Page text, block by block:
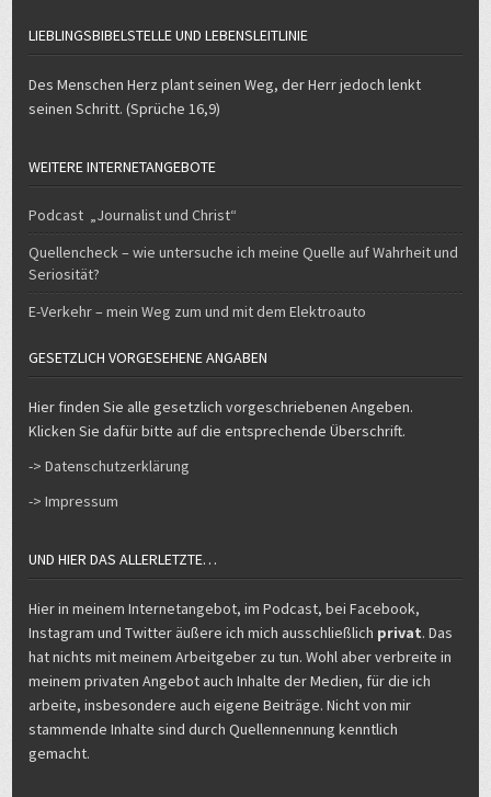
LIEBLINGSBIBELSTELLE UND LEBENSLEITLINIE
Des Menschen Herz plant seinen Weg, der Herr jedoch lenkt
seinen Schritt. (Sprüche 16,9)
WEITERE INTERNETANGEBOTE
Podcast „Journalist und Christ“
Quellencheck – wie untersuche ich meine Quelle auf Wahrheit und
Seriosität?
E-Verkehr – mein Weg zum und mit dem Elektroauto
GESETZLICH VORGESEHENE ANGABEN
Hier finden Sie alle gesetzlich vorgeschriebenen Angeben.
Klicken Sie dafür bitte auf die entsprechende Überschrift.
-> Datenschutzerklärung
-> Impressum
UND HIER DAS ALLERLETZTE…
Hier in meinem Internetangebot, im Podcast, bei Facebook,
Instagram und Twitter äußere ich mich ausschließlich privat. Das
hat nichts mit meinem Arbeitgeber zu tun. Wohl aber verbreite in
meinem privaten Angebot auch Inhalte der Medien, für die ich
arbeite, insbesondere auch eigene Beiträge. Nicht von mir
stammende Inhalte sind durch Quellennennung kenntlich
gemacht.